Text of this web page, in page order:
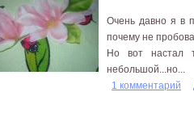
Очень давно я в
почему не
Но вот настал
небольшой...но...
1 комментарий